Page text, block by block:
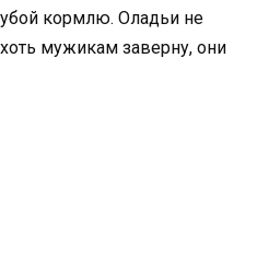
кормлю. Оладьи не
мужикам заверну, они